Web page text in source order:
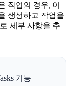
작업의 경우, 이
생성하고 작업을
세부 사항을 추
기능